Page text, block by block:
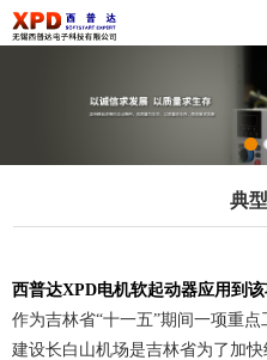
典
作为吉林省“十一五”期间一项重
建设长白山机场是吉林省为了加